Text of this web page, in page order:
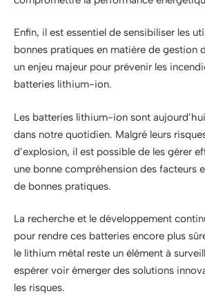
Enfin, il est essentiel de sensibiliser les
bonnes pratiques en matière de gestion
un enjeu majeur pour prévenir les
batteries lithium-ion.
Les batteries lithium-ion sont
dans notre quotidien. Malgré leurs
d’explosion, il est possible de les gérer
une bonne compréhension des facteurs
de bonnes pratiques.
La recherche et le développement
pour rendre ces batteries encore plus
le lithium métal reste un élément à
espérer voir émerger des solutions
les risques.